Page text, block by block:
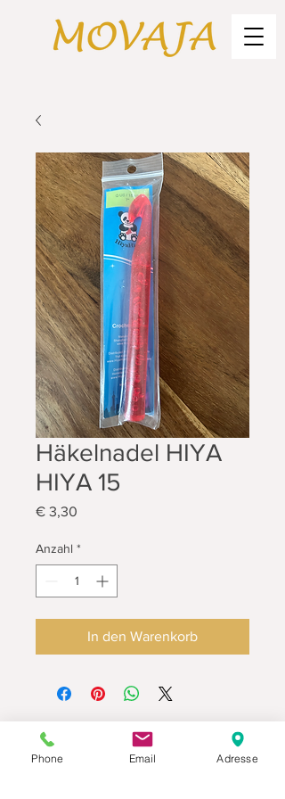
Häkelnadel HIYA
HIYA 15
€ 3,30
Anzahl *
In den Warenkorb
Phone Email Adresse